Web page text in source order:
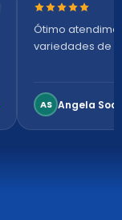
Nota 5 de 5
Ótimo
variedades de
AS Angela